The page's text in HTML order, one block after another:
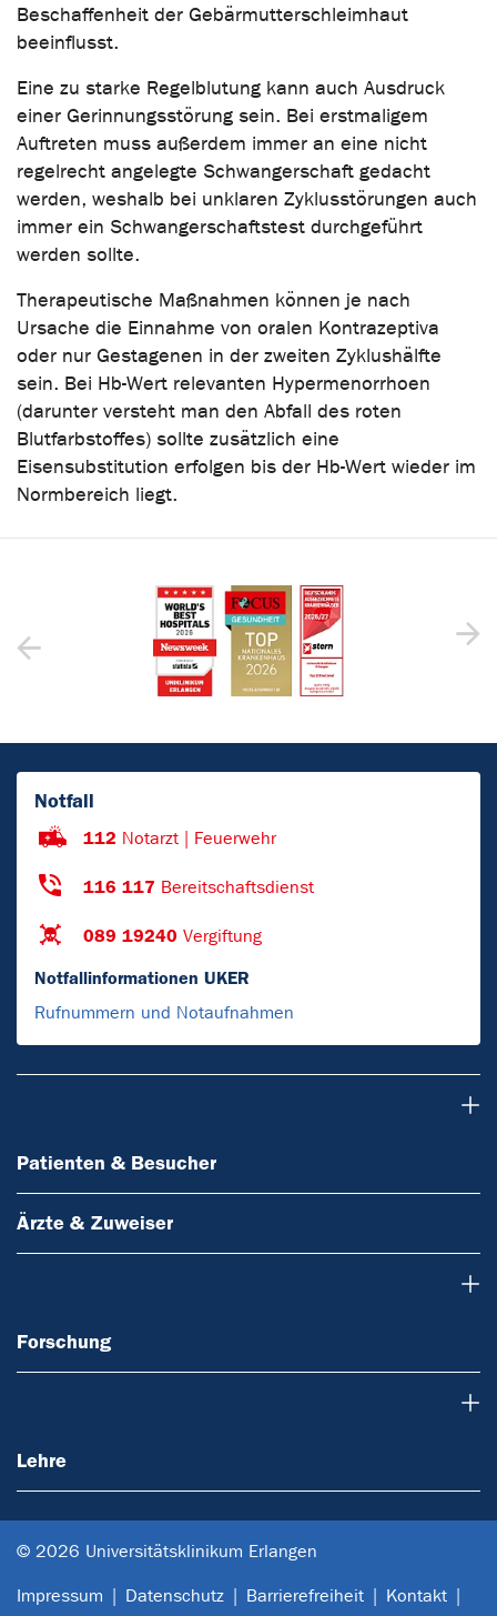
Beschaffenheit der Gebärmutterschleimhaut
beeinflusst.
Eine zu starke Regelblutung kann auch Ausdruck
einer Gerinnungsstörung sein. Bei erstmaligem
Auftreten muss außerdem immer an eine nicht
regelrecht angelegte Schwangerschaft gedacht
werden, weshalb bei unklaren Zyklusstörungen auch
immer ein Schwangerschaftstest durchgeführt
werden sollte.
Therapeutische Maßnahmen können je nach
Ursache die Einnahme von oralen Kontrazeptiva
oder nur Gestagenen in der zweiten Zyklushälfte
sein. Bei Hb-Wert relevanten Hypermenorrhoen
(darunter versteht man den Abfall des roten
Blutfarbstoffes) sollte zusätzlich eine
Eisensubstitution erfolgen bis der Hb-Wert wieder im
Normbereich liegt.
Notfall
112 Notarzt | Feuerwehr
116 117 Bereitschaftsdienst
089 19240 Vergiftung
Notfallinformationen UKER
Rufnummern und Notaufnahmen
Patienten & Besucher
Ärzte & Zuweiser
Forschung
Lehre
© 2026 Universitätsklinikum Erlangen
Impressum Datenschutz Barrierefreiheit
Kontakt